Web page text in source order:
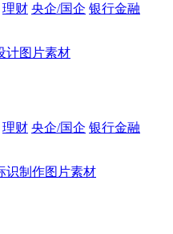
理财 央企/国企 银行金融
理财 央企/国企 银行金融